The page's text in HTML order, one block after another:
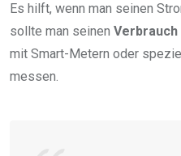
Es hilft, wenn man seinen
sollte man seinen Verbrauch
mit Smart-Metern oder
messen.